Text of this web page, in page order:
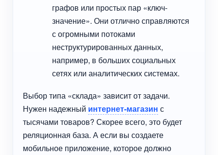
графов или простых пар «ключ-
значение». Они отлично справляются
с огромными потоками
неструктурированных данных,
например, в больших социальных
сетях или аналитических системах.
Выбор типа «склада» зависит от задачи.
Нужен надежный интернет-магазин с
тысячами товаров? Скорее всего, это будет
реляционная база. А если вы создаете
мобильное приложение, которое должно